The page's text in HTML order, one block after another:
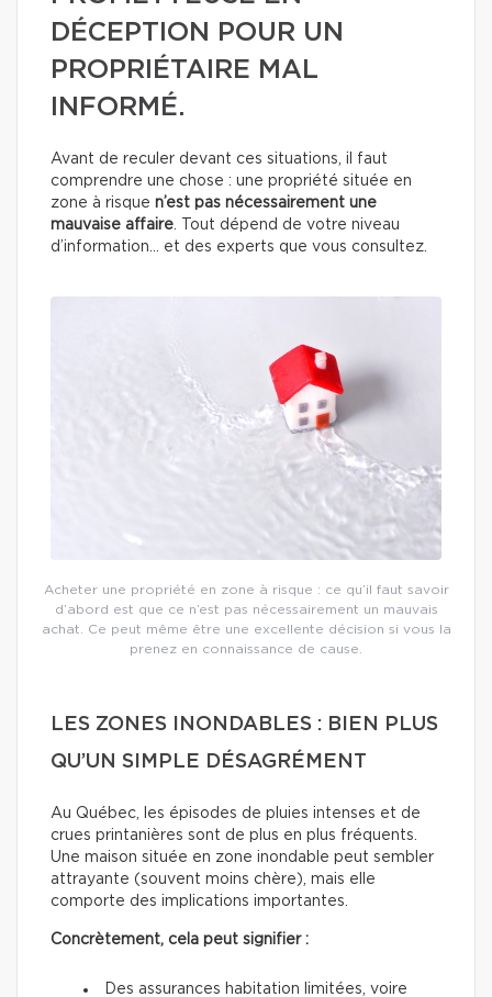
DÉCEPTION POUR UN
PROPRIÉTAIRE MAL
INFORMÉ.
Avant de reculer devant ces situations, il faut
comprendre une chose : une propriété située en
zone à risque n’est pas nécessairement une
mauvaise affaire. Tout dépend de votre niveau
d’information… et des experts que vous consultez.
Acheter une propriété en zone à risque : ce qu’il faut savoir
d’abord est que ce n’est pas nécessairement un mauvais
achat. Ce peut même être une excellente décision si vous la
prenez en connaissance de cause.
LES ZONES INONDABLES : BIEN PLUS
QU’UN SIMPLE DÉSAGRÉMENT
Au Québec, les épisodes de pluies intenses et de
crues printanières sont de plus en plus fréquents.
Une maison située en zone inondable peut sembler
attrayante (souvent moins chère), mais elle
comporte des implications importantes.
Concrètement, cela peut signifier :
Des assurances habitation limitées, voire